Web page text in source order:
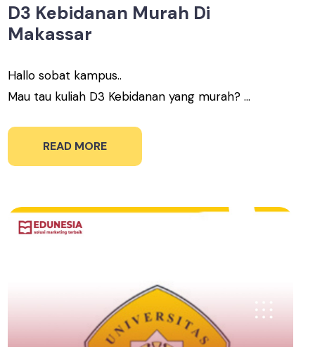
D3 Kebidanan Murah Di
Makassar
Hallo sobat kampus..
Mau tau kuliah D3 Kebidanan yang murah? ...
READ MORE